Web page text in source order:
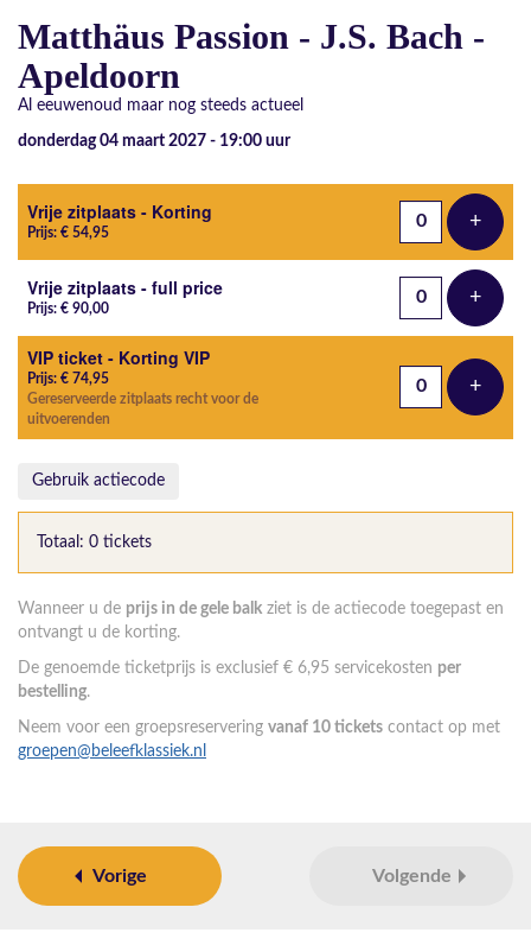
Matthäus Passion - J.S. Bach -
Apeldoorn
Al eeuwenoud maar nog steeds actueel
donderdag 04 maart 2027 - 19:00 uur
Aantal tickets
Vrije zitplaats - Korting
Prijs: € 54,95 +Voeg
Vrije zitplaats - full price
Prijs: € 90,00 +Voeg
VIP ticket - Korting VIP
Prijs: € 74,95
Gereserveerde zitplaats recht voor de
uitvoerenden
+Voeg
Gebruik actiecode
Totaal: 0 tickets
Wanneer u de prijs in de gele balk ziet is de actiecode toegepast en
ontvangt u de korting.
De genoemde ticketprijs is exclusief € 6,95 servicekosten per
bestelling.
Neem voor een groepsreservering vanaf 10 tickets contact op met
groepen@beleefklassiek.nl
Vorige Volgende